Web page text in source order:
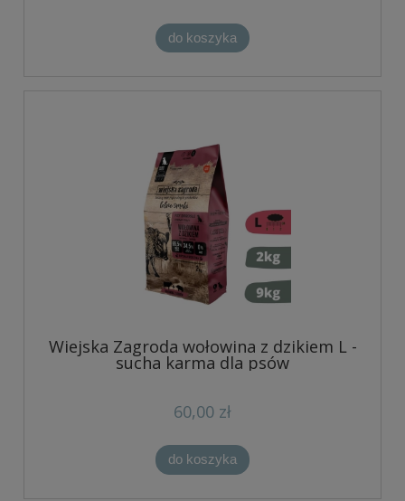
do koszyka
Wiejska Zagroda wołowina z dzikiem L -
sucha karma dla psów
60,00 zł
do koszyka